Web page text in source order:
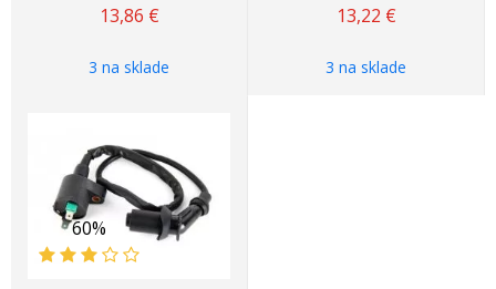
13,86 €
3 na sklade
13,22 €
3 na sklade
60%